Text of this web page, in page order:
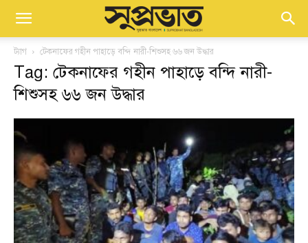
ট্যাগ টেকনাফের গহীন পাহাড়ে বন্দি নারী-শিশুসহ ৬৬ জন উদ্ধার
Tag: টেকনাফের গহীন পাহাড়ে বন্দি নারী-
শিশুসহ ৬৬ জন উদ্ধার